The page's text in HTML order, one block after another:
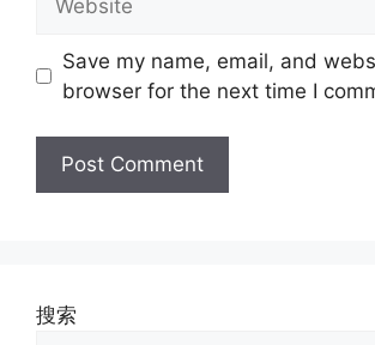
Save my name, email, and
browser for the next time I
搜索